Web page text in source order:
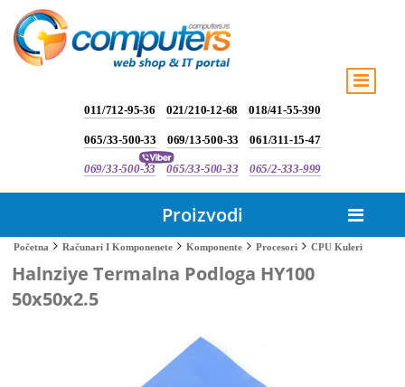
011/712-95-36 021/210-12-68 018/41-55-390
065/33-500-33 069/13-500-33 061/311-15-47
069/33-500-33 065/33-500-33 065/2-333-999
Proizvodi
Početna Računari I Komponenete Komponente Procesori CPU Kuleri
Halnziye Termalna Podloga HY100
50x50x2.5